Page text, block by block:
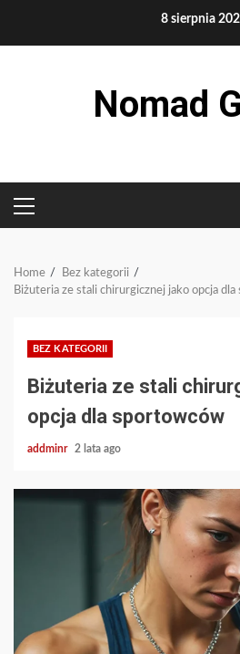
8 sierpnia
Nomad
PRIMARY
MENU
Home
Bez kategorii
Biżuteria ze stali chirurgicznej jako opcja
BEZ KATEGORII
Biżuteria ze stali
opcja dla sportowców
addminr 2 lata ago